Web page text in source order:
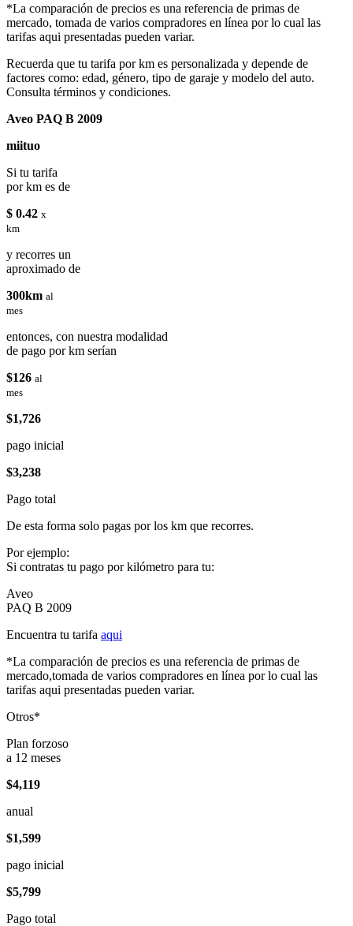
*La comparación de precios es una referencia de primas de
mercado, tomada de varios compradores en línea por lo cual las
tarifas aqui presentadas pueden variar.
Recuerda que tu tarifa por km es personalizada y depende de
factores como: edad, género, tipo de garaje y modelo del auto.
Consulta términos y condiciones.
Aveo PAQ B 2009
miituo
Si tu tarifa
por km es de
$ 0.42 x
km
y recorres un
aproximado de
300km al
mes
entonces, con nuestra modalidad
de pago por km serían
$126 al
mes
$1,726
pago inicial
$3,238
Pago total
De esta forma solo pagas por los km que recorres.
Por ejemplo:
Si contratas tu pago por kilómetro para tu:
Aveo
PAQ B 2009
Encuentra tu tarifa aqui
*La comparación de precios es una referencia de primas de
mercado,tomada de varios compradores en línea por lo cual las
tarifas aqui presentadas pueden variar.
Otros*
Plan forzoso
a 12 meses
$4,119
anual
$1,599
pago inicial
$5,799
Pago total